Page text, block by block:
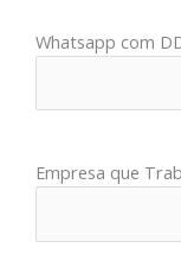
Whatsapp com
Empresa que